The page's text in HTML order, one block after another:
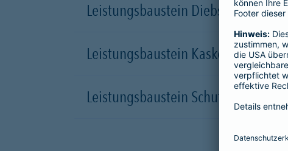
Leistungsbaustein Diebstahl-Schutz
Leistungsbaustein Kasko-Schutz
Leistungsbaustein Schutzbrief